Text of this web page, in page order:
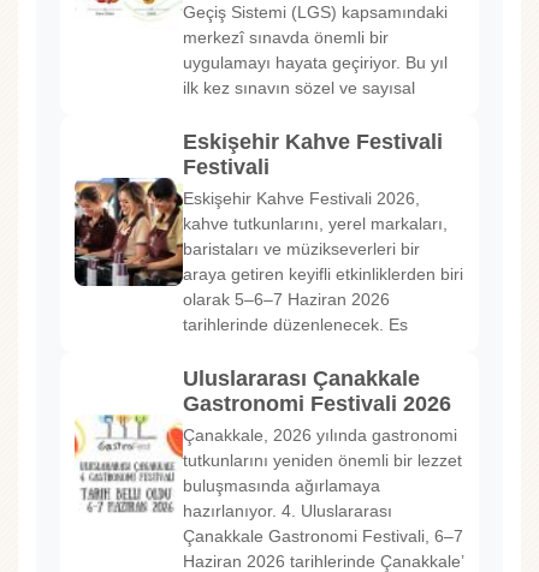
Geçiş Sistemi (LGS) kapsamındaki
merkezî sınavda önemli bir
uygulamayı hayata geçiriyor. Bu yıl
ilk kez sınavın sözel ve sayısal
Eskişehir Kahve Festivali
Festivali
Eskişehir Kahve Festivali 2026,
kahve tutkunlarını, yerel markaları,
baristaları ve müzikseverleri bir
araya getiren keyifli etkinliklerden biri
olarak 5–6–7 Haziran 2026
tarihlerinde düzenlenecek. Es
Uluslararası Çanakkale
Gastronomi Festivali 2026
Çanakkale, 2026 yılında gastronomi
tutkunlarını yeniden önemli bir lezzet
buluşmasında ağırlamaya
hazırlanıyor. 4. Uluslararası
Çanakkale Gastronomi Festivali, 6–7
Haziran 2026 tarihlerinde Çanakkale’